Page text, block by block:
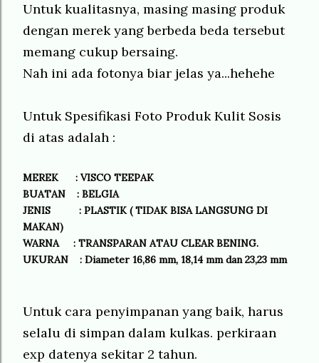
Untuk kualitasnya, masing masing produk
dengan merek yang berbeda beda tersebut
memang cukup bersaing.
Nah ini ada fotonya biar jelas ya...hehehe
Untuk Spesifikasi Foto Produk Kulit Sosis
di atas adalah :
MEREK : VISCO TEEPAK
BUATAN : BELGIA
JENIS : PLASTIK ( TIDAK BISA LANGSUNG DI
MAKAN)
WARNA : TRANSPARAN ATAU CLEAR BENING.
UKURAN : Diameter 16,86 mm, 18,14 mm dan 23,23 mm
Untuk cara penyimpanan yang baik, harus
selalu di simpan dalam kulkas. perkiraan
exp datenya sekitar 2 tahun.